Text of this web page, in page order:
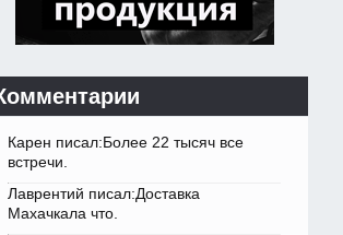
Карен писал:Более 22 тысяч все
встречи.
Лаврентий писал:Доставка
Махачкала что.